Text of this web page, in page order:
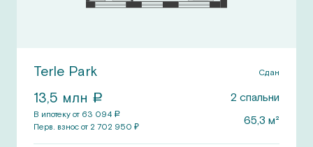
Terle Park Сдан
13,5 млн a 2 спальни
В ипотеку от 63 094 a
Перв. взнос от 2 702 950 ₽ 65,3 м²